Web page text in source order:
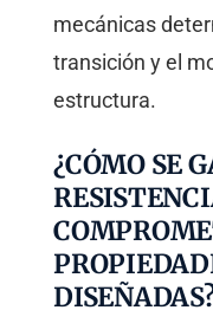
mecánicas
transición y el
estructura.
¿CÓMO SE